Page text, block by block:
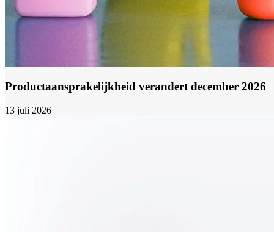
Productaansprakelijkheid verandert december 2026
13 juli 2026